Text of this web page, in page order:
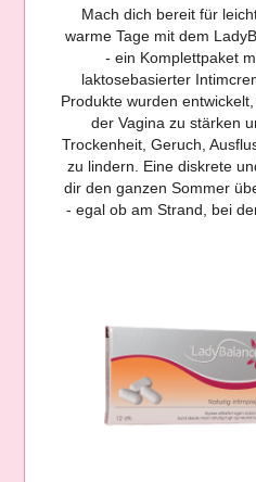
Mach dich bereit für
warme Tage mit dem
- ein Komplettpaket
laktosebasierter
Produkte wurden
der Vagina zu stärken
Trockenheit, Geruch,
zu lindern. Eine diskrete
dir den ganzen Sommer
- egal ob am Strand, bei